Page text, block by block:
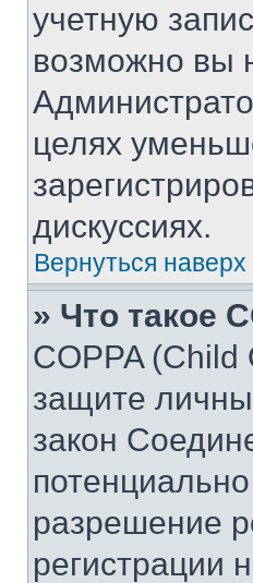
учетную
возможно вы
целях
дискуссиях.
Вернуться наверх
» Что такое
COPPA (Child
защите
закон
разрешение
регистрации